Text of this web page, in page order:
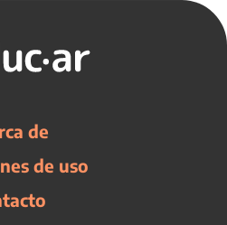
de
de uso